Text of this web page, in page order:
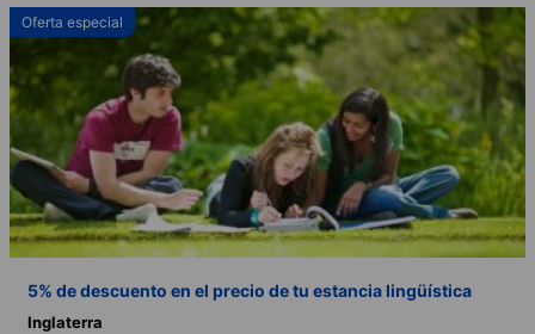
Oferta especial
5% de descuento en el precio de tu estancia lingüística
Inglaterra